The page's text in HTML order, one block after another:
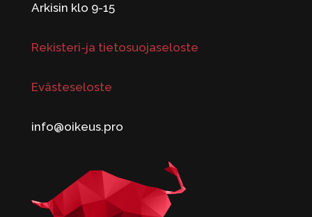
Arkisin klo 9-15
Rekisteri-ja tietosuojaseloste
Evästeseloste
info@oikeus.pro